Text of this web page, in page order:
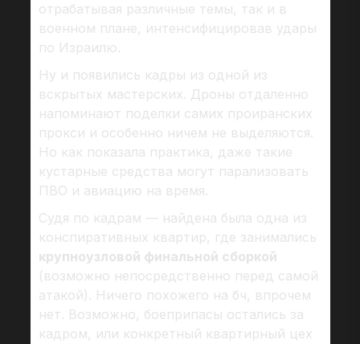
отрабатывая различные темы, так и в
военном плане, интенсифицировав удары
по Израилю.
Ну и появились кадры из одной из
вскрытых мастерских. Дроны отдаленно
напоминают поделки самих проиранских
прокси и особенно ничем не выделяются.
Но как показала практика, даже такие
кустарные средства могут парализовать
ПВО и авиацию на время.
Судя по кадрам — найдена была одна из
конспиративных квартир, где занимались
крупноузловой финальной сборкой
(возможно непосредственно перед самой
атакой). Ничего похожего на бч, впрочем
нет. Возможно, боеприпасы остались за
кадром, или конкретный квартирный цех